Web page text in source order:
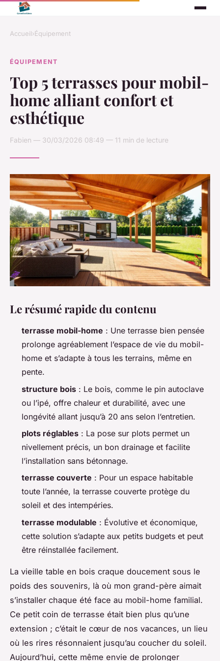
Accueil›Équipement
ÉQUIPEMENT
Top 5 terrasses pour mobil-
home alliant confort et
esthétique
Fabien — 30/03/2026 08:49 — 11 min de lecture
Le résumé rapide du contenu
terrasse mobil-home : Une terrasse bien pensée
prolonge agréablement l’espace de vie du mobil-
home et s’adapte à tous les terrains, même en
pente.
structure bois : Le bois, comme le pin autoclave
ou l’ipé, offre chaleur et durabilité, avec une
longévité allant jusqu’à 20 ans selon l’entretien.
plots réglables : La pose sur plots permet un
nivellement précis, un bon drainage et facilite
l’installation sans bétonnage.
terrasse couverte : Pour un espace habitable
toute l’année, la terrasse couverte protège du
soleil et des intempéries.
terrasse modulable : Évolutive et économique,
cette solution s’adapte aux petits budgets et peut
être réinstallée facilement.
La vieille table en bois craque doucement sous le
poids des souvenirs, là où mon grand-père aimait
s’installer chaque été face au mobil-home familial.
Ce petit coin de terrasse était bien plus qu’une
extension ; c’était le cœur de nos vacances, un lieu
où les rires résonnaient jusqu’au coucher du soleil.
Aujourd’hui, cette même envie de prolonger